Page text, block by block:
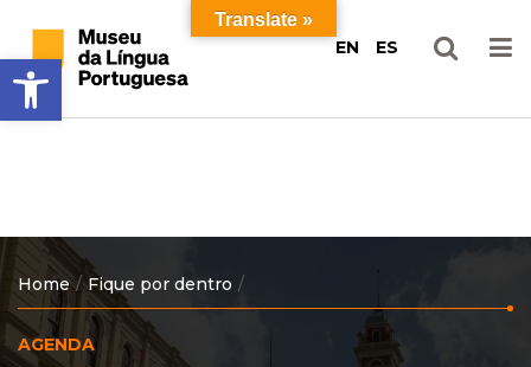
Barra de Ferramentas Aberta
para
o
conteúdo
para
o
menu
principal
EN ES
Home Fique por dentro
AGENDA
Translate »